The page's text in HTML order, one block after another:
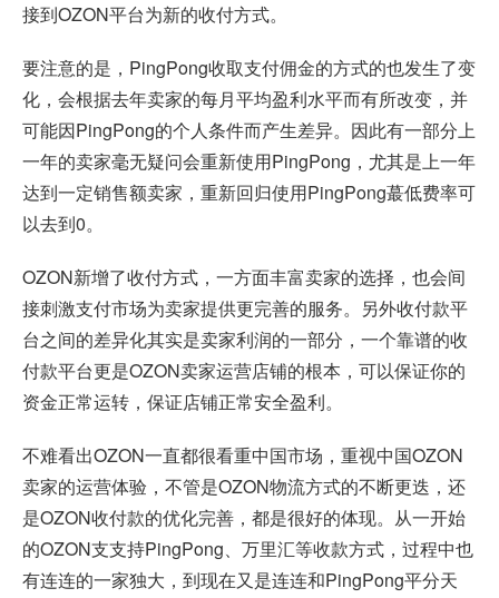
接到OZON平台为新的收付方式。
要注意的是，PingPong收取支付佣金的方式的也发生了变
化，会根据去年卖家的每月平均盈利水平而有所改变，并
可能因PingPong的个人条件而产生差异。因此有一部分上
一年的卖家毫无疑问会重新使用PingPong，尤其是上一年
达到一定销售额卖家，重新回归使用PingPong蕞低费率可
以去到0。
OZON新增了收付方式，一方面丰富卖家的选择，也会间
接刺激支付市场为卖家提供更完善的服务。另外收付款平
台之间的差异化其实是卖家利润的一部分，一个靠谱的收
付款平台更是OZON卖家运营店铺的根本，可以保证你的
资金正常运转，保证店铺正常安全盈利。
不难看出OZON一直都很看重中国市场，重视中国OZON
卖家的运营体验，不管是OZON物流方式的不断更迭，还
是OZON收付款的优化完善，都是很好的体现。从一开始
的OZON支支持PingPong、万里汇等收款方式，过程中也
有连连的一家独大，到现在又是连连和PingPong平分天